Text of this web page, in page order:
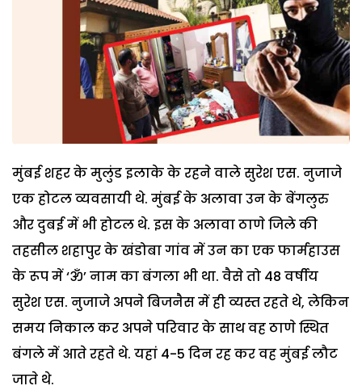
मुंबई शहर के मुलुंड इलाके के रहने वाले सुरेश एस. नुजाजे
एक होटल व्यवसायी थे. मुंबई के अलावा उन के बेंगलुरु
और दुबई में भी होटल थे. इस के अलावा ठाणे जिले की
तहसील शहापुर के खंडोबा गांव में उन का एक फार्महाउस
के रूप में ‘ॐ’ नाम का बंगला भी था. वैसे तो 48 वर्षीय
सुरेश एस. नुजाजे अपने बिजनैस में ही व्यस्त रहते थे, लेकिन
समय निकाल कर अपने परिवार के साथ वह ठाणे स्थित
बंगले में आते रहते थे. यहां 4-5 दिन रह कर वह मुंबई लौट
जाते थे.